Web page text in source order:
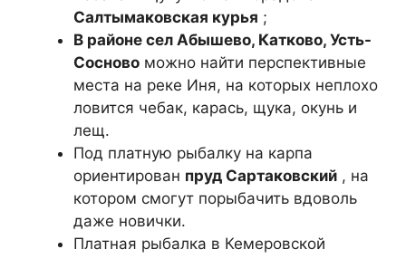
Салтымаковская курья ;
В районе сел Абышево, Катково, Усть-
Сосново можно найти перспективные
места на реке Иня, на которых неплохо
ловится чебак, карась, щука, окунь и
лещ.
Под платную рыбалку на карпа
ориентирован пруд Сартаковский , на
котором смогут порыбачить вдоволь
даже новички.
Платная рыбалка в Кемеровской